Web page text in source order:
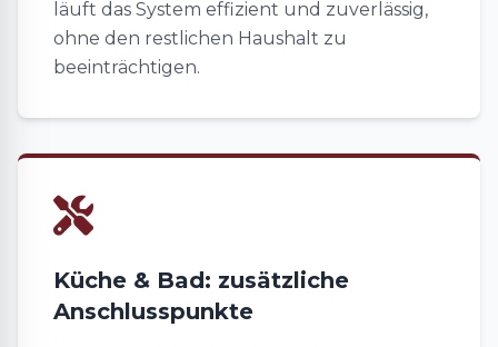
läuft das System effizient und zuverlässig,
ohne den restlichen Haushalt zu
beeinträchtigen.
Küche & Bad: zusätzliche
Anschlusspunkte